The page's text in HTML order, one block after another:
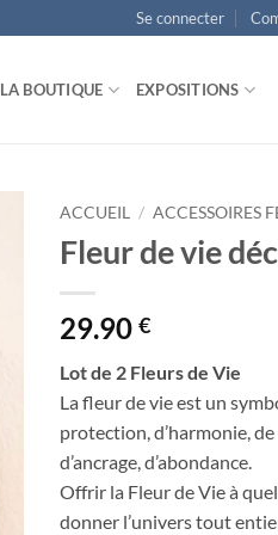
Se connecter
LA BOUTIQUE EXPOSITIONS
ACCUEIL / ACCESSOIRES
Fleur de vie
29.90 €
Lot de 2 Fleurs de Vie
La fleur de vie est un
protection, d’harmonie,
d’ancrage, d’abondance.
Offrir la Fleur de Vie à
donner l’univers tout